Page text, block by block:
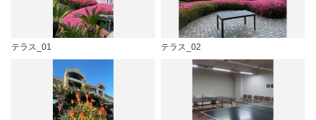
テラス_01 テラス_02